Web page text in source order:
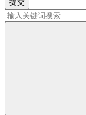
提交